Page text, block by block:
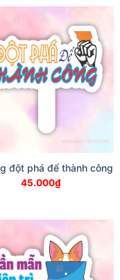
đột phá để thành công
45.000₫